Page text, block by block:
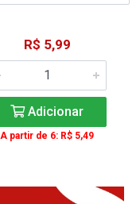
R$ 5,99
Adicionar
A partir de 6: R$ 5,49